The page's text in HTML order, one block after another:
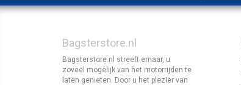
Bagsterstore.nl
Bagsterstore.nl streeft ernaar, u
zoveel mogelijk van het motorrijden te
laten genieten. Door u het plezier van